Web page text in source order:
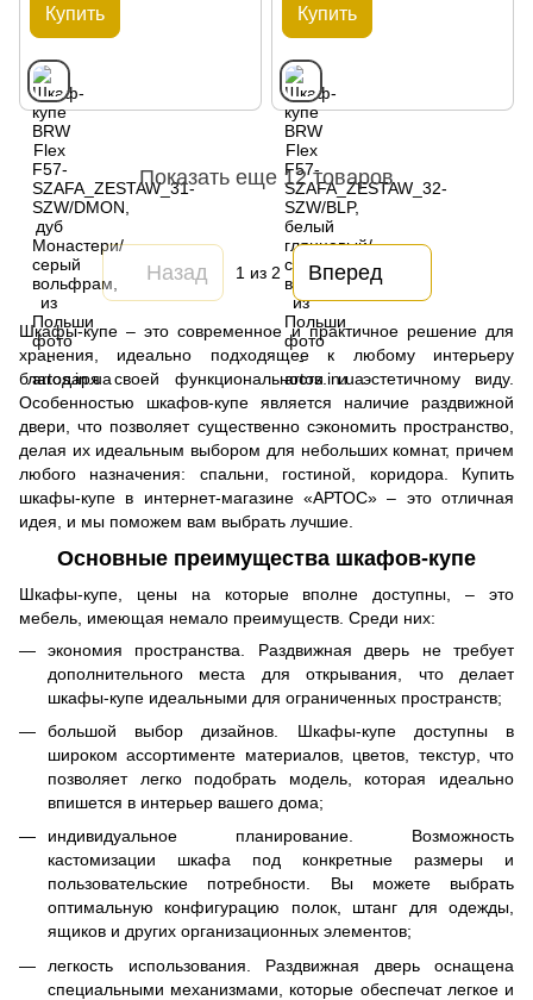
Купить Купить
Показать еще 12 товаров
Назад 1 из 2 Вперед
Шкафы-купе – это современное и практичное решение для
хранения, идеально подходящее к любому интерьеру
благодаря своей функциональности и эстетичному виду.
Особенностью шкафов-купе является наличие раздвижной
двери, что позволяет существенно сэкономить пространство,
делая их идеальным выбором для небольших комнат, причем
любого назначения: спальни, гостиной, коридора. Купить
шкафы-купе в интернет-магазине «АРТОС» – это отличная
идея, и мы поможем вам выбрать лучшие.
Основные преимущества шкафов-купе
Шкафы-купе, цены на которые вполне доступны, – это
мебель, имеющая немало преимуществ. Среди них:
экономия пространства. Раздвижная дверь не требует
дополнительного места для открывания, что делает
шкафы-купе идеальными для ограниченных пространств;
большой выбор дизайнов. Шкафы-купе доступны в
широком ассортименте материалов, цветов, текстур, что
позволяет легко подобрать модель, которая идеально
впишется в интерьер вашего дома;
индивидуальное планирование. Возможность
кастомизации шкафа под конкретные размеры и
пользовательские потребности. Вы можете выбрать
оптимальную конфигурацию полок, штанг для одежды,
ящиков и других организационных элементов;
легкость использования. Раздвижная дверь оснащена
специальными механизмами, которые обеспечат легкое и